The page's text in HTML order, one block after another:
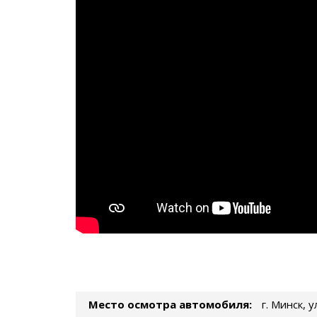
Место осмотра автомобиля: г. Минск,